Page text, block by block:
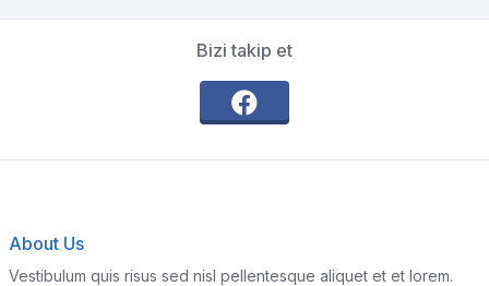
Bizi takip et
About Us
Vestibulum quis risus sed nisl pellentesque aliquet et et lorem.